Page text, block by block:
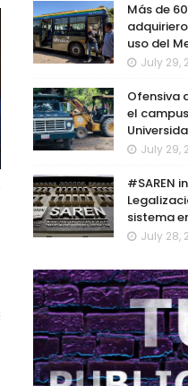
Más de
uso del
July 29,
Ofensiva
el
July 29,
#SAREN
sistema
July 28,